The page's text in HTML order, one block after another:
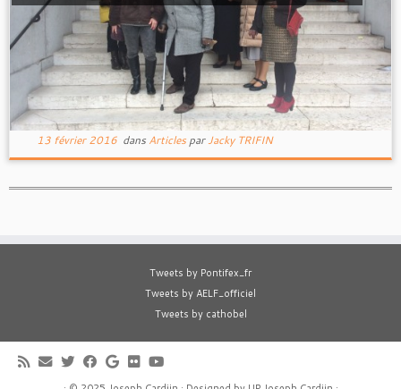
13 février 2016dans Articles parJacky TRIFIN
Tweets by Pontifex_fr
Tweets by AELF_officiel
Tweets by cathobel